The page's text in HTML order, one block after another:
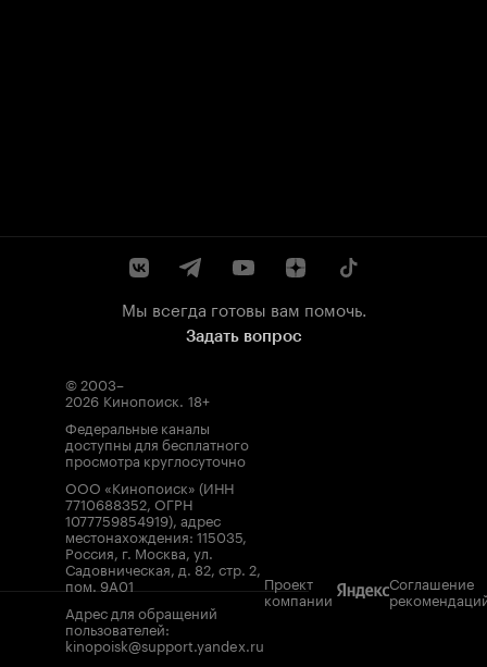
Мы всегда готовы вам помочь.
Задать вопрос
© 2003–
2026 Кинопоиск. 18+
Федеральные каналы
доступны для бесплатного
просмотра круглосуточно
ООО «Кинопоиск» (ИНН
7710688352, ОГРН
1077759854919), адрес
местонахождения: 115035,
Россия, г. Москва, ул.
Садовническая, д. 82, стр. 2,
пом. 9А01
Адрес для обращений
пользователей:
kinopoisk@support.yandex.ru
Проект
компании
Соглашение